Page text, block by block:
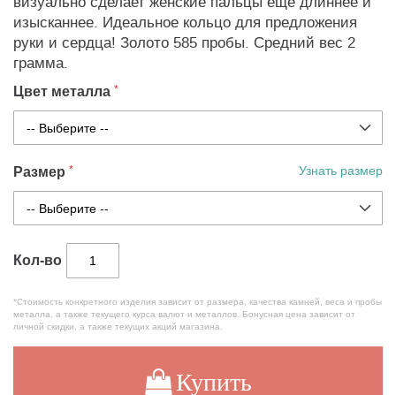
изысканнее. Идеальное кольцо для предложения
руки и сердца! Золото 585 пробы. Средний вес 2
грамма.
Цвет металла
Размер Узнать размер
Кол-во
*Стоимость конкретного изделия зависит от размера, качества камней, веса и пробы
металла, а также текущего курса валют и металлов. Бонусная цена зависит от
личной скидки, а также текущих акций магазина.
Купить